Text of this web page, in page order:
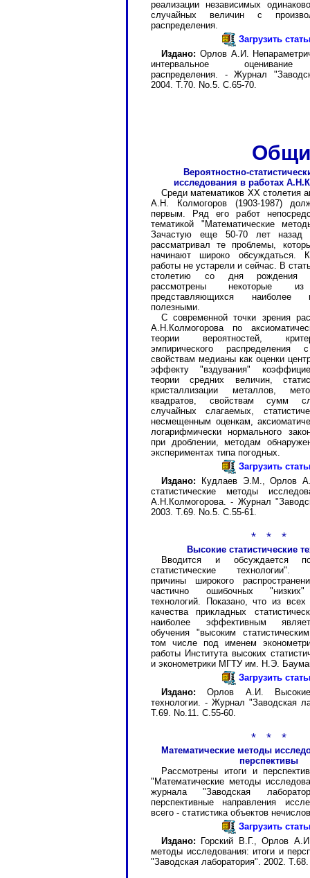
реализации независимых
случайных величин с
распределения.
Загрузить
Издано: Орлов А.И.
интервальное оценивание
распределения. - Журнал
2004. Т.70. No.5. С.65-70.
Вероятностно-
исследования в работах
Среди математиков ХХ столетия
А.Н. Колмогоров (1903-1987)
первым. Ряд его работ
тематикой "Математические
Зачастую еще 50-70 лет назад
рассматривал те проблемы,
начинают широко обсуждаться.
работы не устарели и сейчас. В
столетию со дня рождения
рассмотрены некоторые
представляющихся наиболее
полезными.
С современной точки зрения
А.Н.Колмогорова по
теории вероятностей,
эмпирического распределения
свойствам медианы как оценки
эффекту "вздувания"
теории средних величин,
кристаллизации металлов,
квадратов, свойствам сумм
случайных слагаемых,
несмещенным оценкам,
логарифмически нормального
при дроблении, методам
экспериментах типа погодных.
Загрузить
Издано: Кудлаев Э.М., Орлов
статистические методы
А.Н.Колмогорова. - Журнал
2003. Т.69. No.5. С.55-61.
* * *
Высокие статистические
Вводится и обсуждается
статистические технологии".
причины широкого
частично ошибочных "низких"
технологий. Показано, что из
качества прикладных
наиболее эффективным
обучения "высоким
том числе под именем
работы Института высоких
и эконометрики МГТУ им. Н.Э.
Загрузить
Издано: Орлов А.И. Высокие
технологии. - Журнал "Заводская
Т.69. No.11. С.55-60.
* * *
Математические методы
перспективы
Рассмотрены итоги и
"Математические методы
журнала "Заводская
перспективные направления
всего - статистика объектов
Загрузить
Издано: Горский В.Г., Орлов
методы исследования: итоги и
"Заводская лаборатория". 2002.